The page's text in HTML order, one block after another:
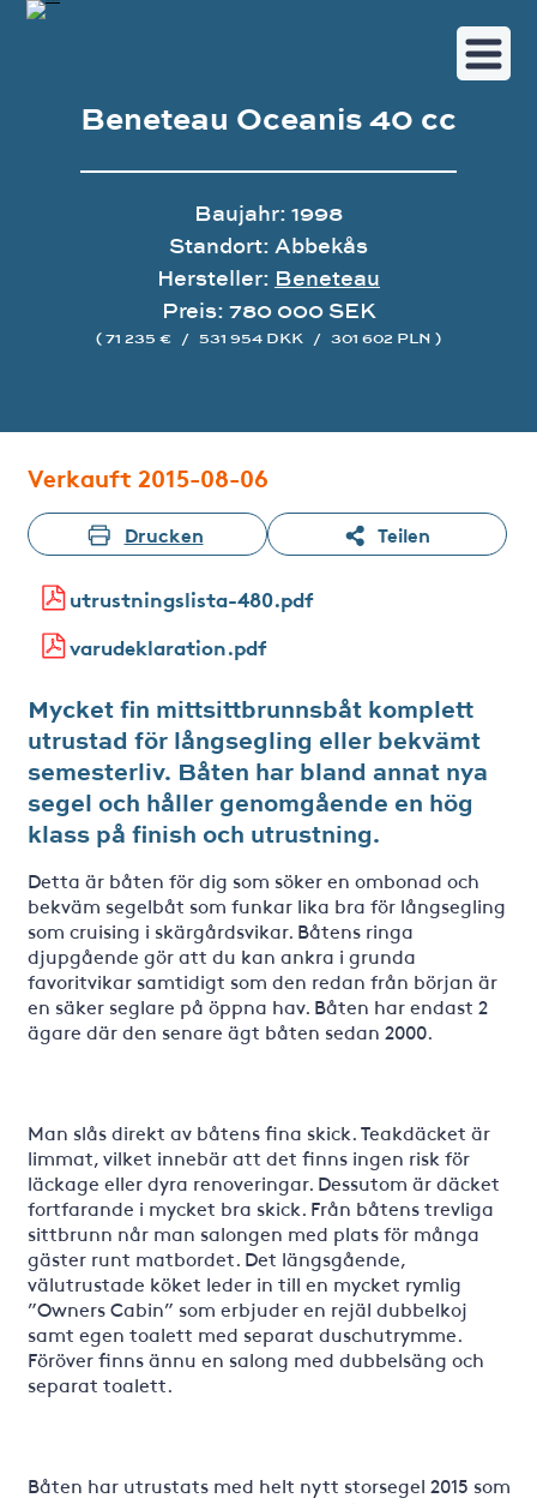
Beneteau Oceanis 40 cc
Baujahr: 1998
Standort: Abbekås
Hersteller: Beneteau
Preis: 780 000 SEK
( 71 235 € / 531 954 DKK / 301 602 PLN )
Verkauft 2015-08-06
Drucken Teilen
utrustningslista-480.pdf
varudeklaration.pdf
Mycket fin mittsittbrunnsbåt komplett
utrustad för långsegling eller bekvämt
semesterliv. Båten har bland annat nya
segel och håller genomgående en hög
klass på finish och utrustning.
Detta är båten för dig som söker en ombonad och
bekväm segelbåt som funkar lika bra för långsegling
som cruising i skärgårdsvikar. Båtens ringa
djupgående gör att du kan ankra i grunda
favoritvikar samtidigt som den redan från början är
en säker seglare på öppna hav. Båten har endast 2
ägare där den senare ägt båten sedan 2000.
Man slås direkt av båtens fina skick. Teakdäcket är
limmat, vilket innebär att det finns ingen risk för
läckage eller dyra renoveringar. Dessutom är däcket
fortfarande i mycket bra skick. Från båtens trevliga
sittbrunn når man salongen med plats för många
gäster runt matbordet. Det längsgående,
välutrustade köket leder in till en mycket rymlig
”Owners Cabin” som erbjuder en rejäl dubbelkoj
samt egen toalett med separat duschutrymme.
Föröver finns ännu en salong med dubbelsäng och
separat toalett.
Båten har utrustats med helt nytt storsegel 2015 som